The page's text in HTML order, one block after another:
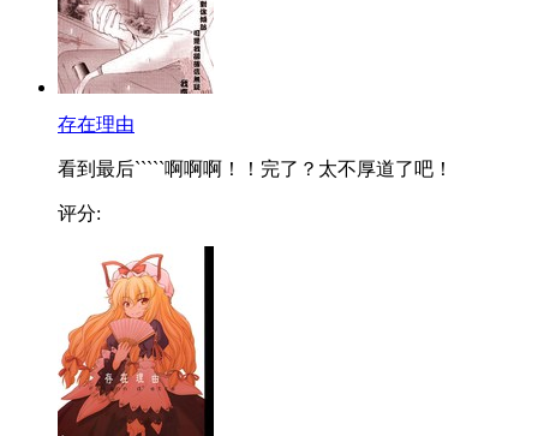
存在理由
看到最后`````啊啊啊！！完了？太不厚道了吧！
评分: